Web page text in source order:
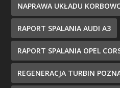
NAPRAWA UKŁADU
RAPORT SPALANIA AUDI A3
RAPORT SPALANIA OPEL
REGENERACJA TURBIN